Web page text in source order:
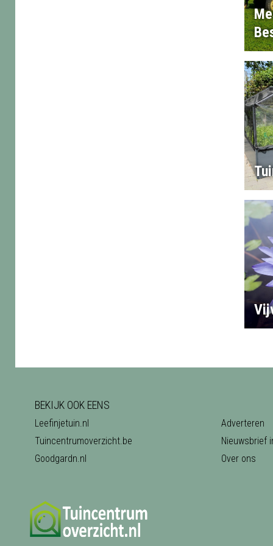
BEKIJK OOK EENS
Leefinjetuin.nl
Tuincentrumoverzicht.be
Goodgardn.nl
Adverteren
Nieuwsbrief
Over ons